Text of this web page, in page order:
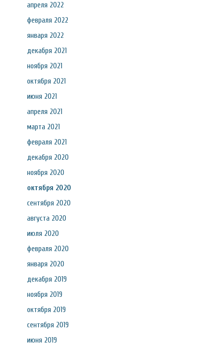
апреля 2022
февраля 2022
января 2022
декабря 2021
ноября 2021
октября 2021
июня 2021
апреля 2021
марта 2021
февраля 2021
декабря 2020
ноября 2020
октября 2020
сентября 2020
августа 2020
июля 2020
февраля 2020
января 2020
декабря 2019
ноября 2019
октября 2019
сентября 2019
июня 2019